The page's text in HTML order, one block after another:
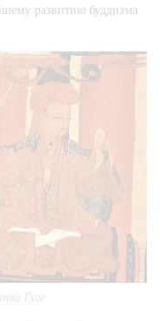
развитию буддизма
Гуге